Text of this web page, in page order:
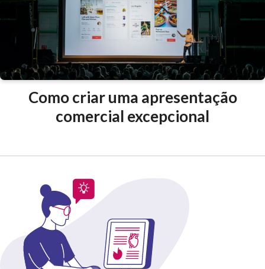
Como criar uma apresentação
comercial excepcional